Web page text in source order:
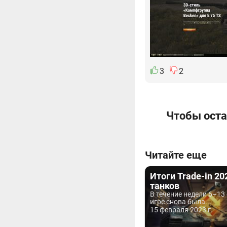
3 2
Чтобы
Читайте еще
Итоги Trade-in
танков
В течение недели
игре снова была...
15 февраля 2023 г.